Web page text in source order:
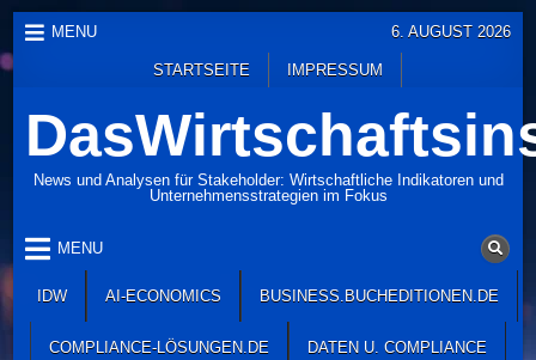
Skip
to
content
MENU
STARTSEITE IMPRESSUM
6. AUGUST 2026
News und Analysen für Stakeholder: Wirtschaftliche Indikatoren und
Unternehmensstrategien im Fokus
MENU
IDW AI-ECONOMICS BUSINESS.BUCHEDITIONEN.DE
COMPLIANCE-LÖSUNGEN.DE DATEN U. COMPLIANCE